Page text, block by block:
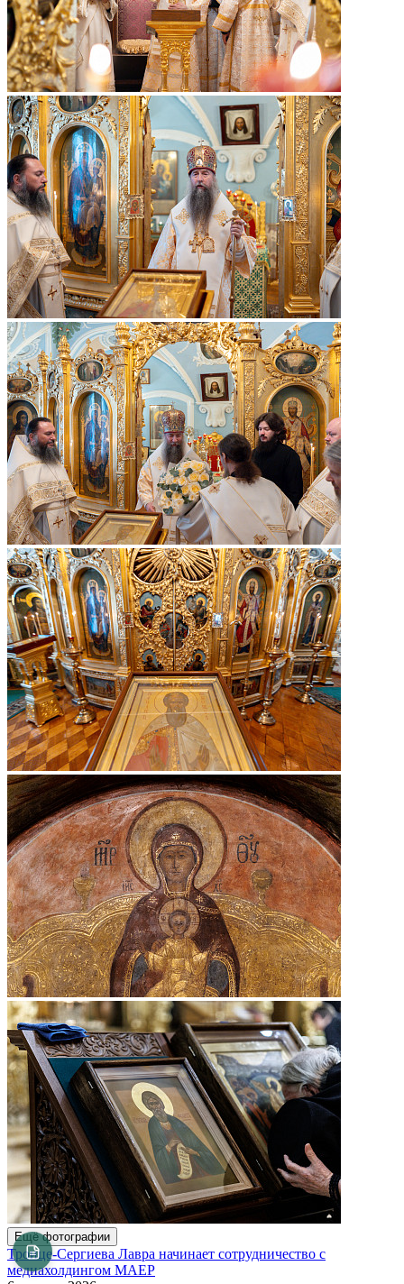
Ещё фотографии
Троице-Сергиева Лавра начинает сотрудничество с
медиахолдингом МАЕР